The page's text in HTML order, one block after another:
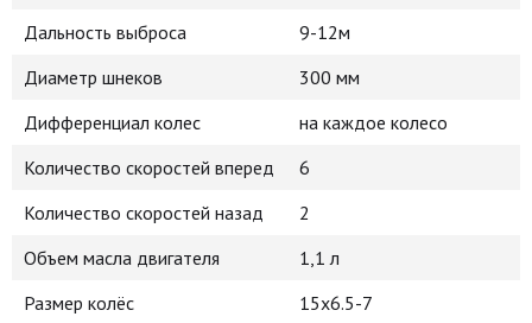
Дальность выброса
9-12м
Диаметр шнеков
300 мм
Дифференциал колес
на каждое колесо
Количество скоростей вперед
6
Количество скоростей назад
2
Объем масла двигателя
1,1 л
Размер колёс
15х6.5-7